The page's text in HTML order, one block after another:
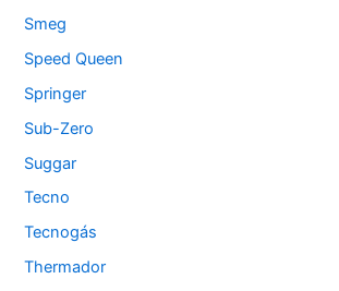
Smeg
Speed Queen
Springer
Sub-Zero
Suggar
Tecno
Tecnogás
Thermador